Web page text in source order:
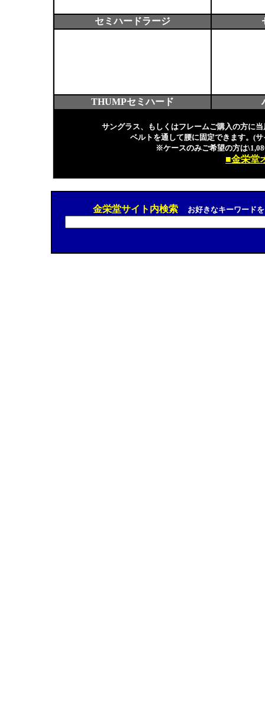
セミハードラージ
THUMPセミハード
サングラス、もしくはフレームご購入の方に
ベルトを通して腰に固定できます。(
※ケースのみご希望の方は\1,080
■金栄堂
金栄堂サイト内検索 お好きなキーワード